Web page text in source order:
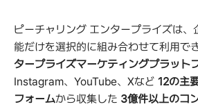
ピーチャリング エンタープライズは、
能だけを選択的に組み合わせて利用で
タープライズマーケティングプラット
Instagram、YouTube、Xなど 12の主
フォームから収集した 3億件以上のコ